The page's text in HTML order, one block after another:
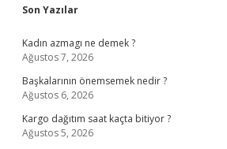
Sidebar
Son Yazılar
Kadın azmagı ne demek ?
Ağustos 7, 2026
Başkalarının önemsemek nedir ?
Ağustos 6, 2026
Kargo dağıtım saat kaçta bitiyor ?
Ağustos 5, 2026